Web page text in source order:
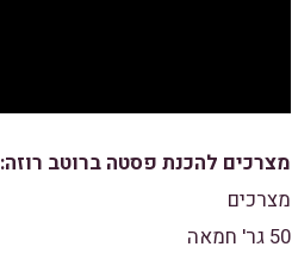
מצרכים להכנת פסטה ברוטב רוזה:
מצרכים
50 גר' חמאה